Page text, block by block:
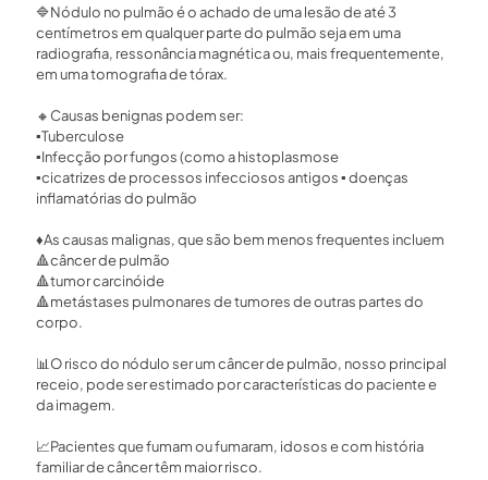
🔷Nódulo no pulmão é o achado de uma lesão de até 3
centímetros em qualquer parte do pulmão seja em uma
radiografia, ressonância magnética ou, mais frequentemente,
em uma tomografia de tórax.⁣
🔸 Causas benignas podem ser:⁣
▪️Tuberculose ⁣
▪️Infecção por fungos (como a histoplasmose⁣
▪️cicatrizes de processos infecciosos antigos▪️doenças
inflamatórias do pulmão⁣
♦️As causas malignas, que são bem menos frequentes incluem⁣
🔺câncer de pulmão⁣
🔺tumor carcinóide⁣
🔺metástases pulmonares de tumores de outras partes do
corpo.⁣
📊 O risco do nódulo ser um câncer de pulmão, nosso principal
receio, pode ser estimado por características do paciente e
da imagem. ⁣
📈Pacientes que fumam ou fumaram, idosos e com história
familiar de câncer têm maior risco. ⁣